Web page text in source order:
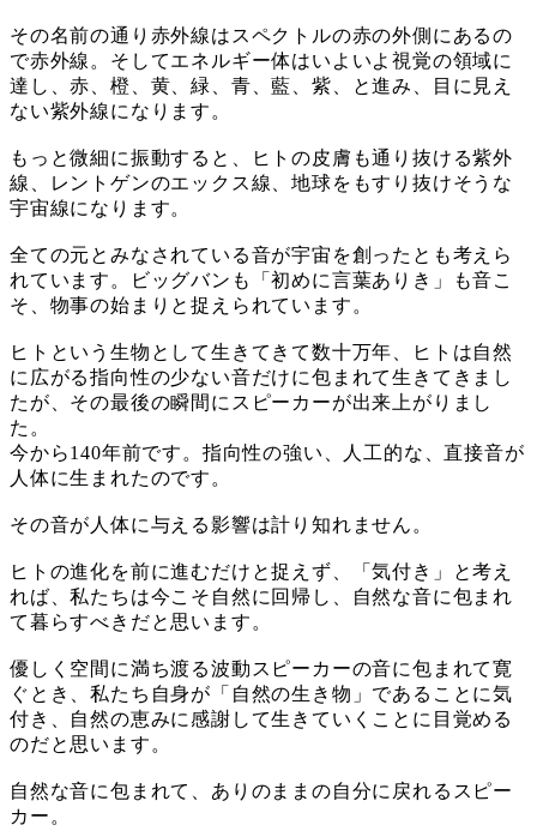
その名前の通り赤外線はスペクトルの赤の外側にあるの
で赤外線。そしてエネルギー体はいよいよ視覚の領域に
達し、赤、橙、黄、緑、青、藍、紫、と進み、目に見え
ない紫外線になります。
もっと微細に振動すると、ヒトの皮膚も通り抜ける紫外
線、レントゲンのエックス線、地球をもすり抜けそうな
宇宙線になります。
全ての元とみなされている音が宇宙を創ったとも考えら
れています。ビッグバンも「初めに言葉ありき」も音こ
そ、物事の始まりと捉えられています。
ヒトという生物として生きてきて数十万年、ヒトは自然
に広がる指向性の少ない音だけに包まれて生きてきまし
たが、その最後の瞬間にスピーカーが出来上がりまし
た。
今から140年前です。指向性の強い、人工的な、直接音が
人体に生まれたのです。
その音が人体に与える影響は計り知れません。
ヒトの進化を前に進むだけと捉えず、「気付き」と考え
れば、私たちは今こそ自然に回帰し、自然な音に包まれ
て暮らすべきだと思います。
優しく空間に満ち渡る波動スピーカーの音に包まれて寛
ぐとき、私たち自身が「自然の生き物」であることに気
付き、自然の恵みに感謝して生きていくことに目覚める
のだと思います。
自然な音に包まれて、ありのままの自分に戻れるスピー
カー。